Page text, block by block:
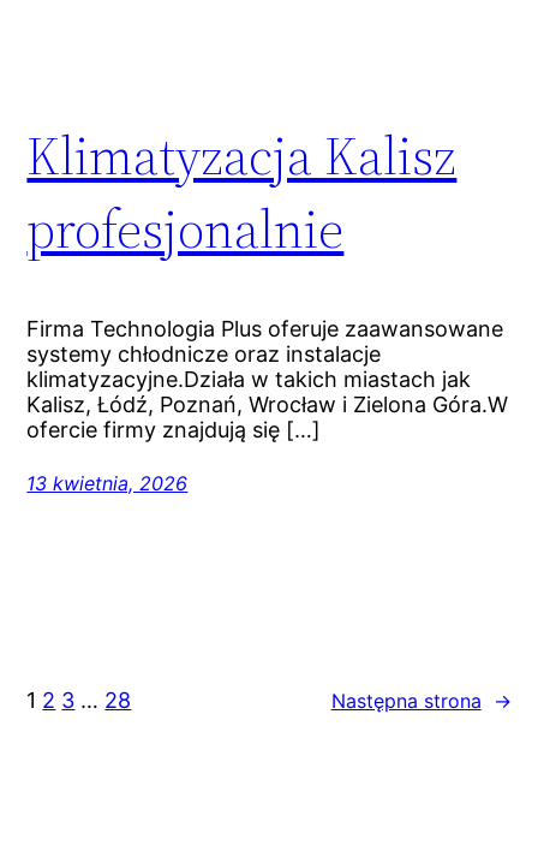
Klimatyzacja Kalisz
profesjonalnie
Firma Technologia Plus oferuje zaawansowane
systemy chłodnicze oraz instalacje
klimatyzacyjne.Działa w takich miastach jak
Kalisz, Łódź, Poznań, Wrocław i Zielona Góra.W
ofercie firmy znajdują się […]
13 kwietnia, 2026
1 2 3 … 28 Następna strona →